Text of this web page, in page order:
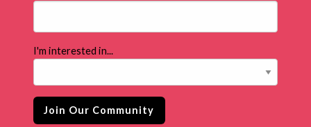
I'm interested in...